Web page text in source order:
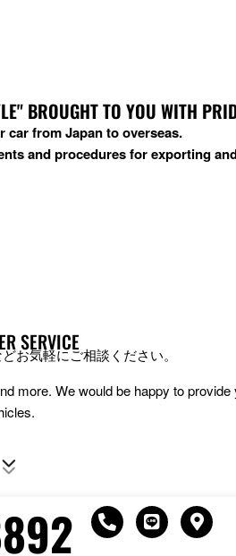
BROUGHT TO YOU WITH
car from Japan to overseas.
and procedures for exporting
SERVICE
お気軽にご相談ください。
more. We would be happy to
P
h
L
i
M
a